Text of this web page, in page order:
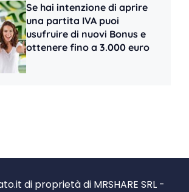
Se hai intenzione di aprire
una partita IVA puoi
usufruire di nuovi Bonus e
ottenere fino a 3.000 euro
di proprietà di MRSHARE SRL -